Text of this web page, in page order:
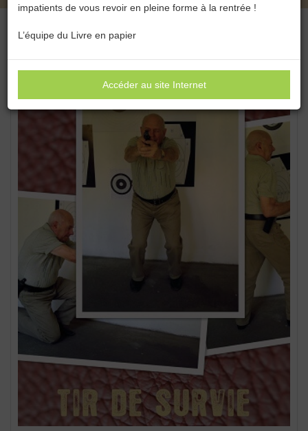
impatients de vous revoir en pleine forme à la rentrée !
L’équipe du Livre en papier
Accéder au site Internet